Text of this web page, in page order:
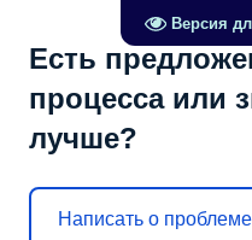
Версия
Есть
процесса или
лучше?
Написать о проблеме